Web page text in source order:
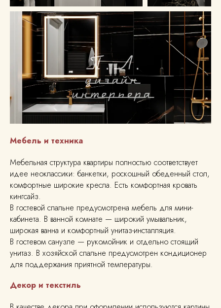
Мебель и техника
Мебельная структура квартиры полностью соответствует
идее неоклассики: банкетки, роскошный обеденный стол,
комфортные широкие кресла. Есть комфортная кровать
кингсайз.
В гостевой спальне предусмотрена мебель для мини-
кабинета. В ванной комнате — широкий умывальник,
широкая ванна и комфортный унитаз-инсталляция.
В гостевом санузле — рукомойник и отдельно стоящий
унитаз. В хозяйской спальне предусмотрен кондиционер
для поддержания приятной температуры.
Декор и текстиль